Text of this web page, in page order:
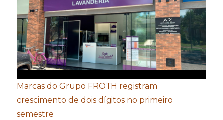
Marcas do Grupo FROTH registram
crescimento de dois dígitos no primeiro
semestre